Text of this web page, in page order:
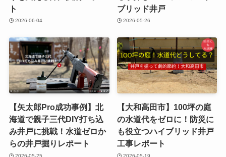
ト
2026-06-04
ブリッド井戸
2026-05-26
【矢太郎Pro成功事例】北
海道で親子三代DIY打ち込
み井戸に挑戦！水道ゼロか
らの井戸掘りレポート
2026-05-25
【大和高田市】100坪の庭
の水道代をゼロに！防災に
も役立つハイブリッド井戸
工事レポート
2026-05-19